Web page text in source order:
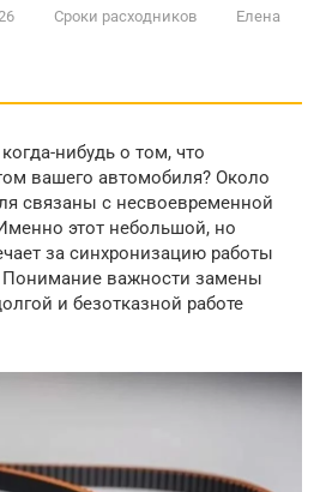
Сроки расходников
Елена
нибудь о том, что
вашего автомобиля? Около
связаны с несвоевременной
этот небольшой, но
за синхронизацию работы
важности замены
и безотказной работе